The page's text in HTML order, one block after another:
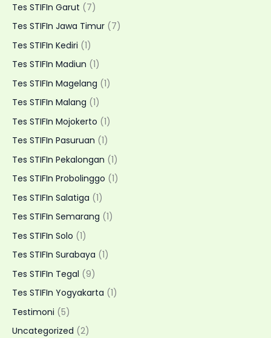
Tes STIFIn Garut (7)
Tes STIFIn Jawa Timur (7)
Tes STIFIn Kediri (1)
Tes STIFIn Madiun (1)
Tes STIFIn Magelang (1)
Tes STIFIn Malang (1)
Tes STIFIn Mojokerto (1)
Tes STIFIn Pasuruan (1)
Tes STIFIn Pekalongan (1)
Tes STIFIn Probolinggo (1)
Tes STIFIn Salatiga (1)
Tes STIFIn Semarang (1)
Tes STIFIn Solo (1)
Tes STIFIn Surabaya (1)
Tes STIFIn Tegal (9)
Tes STIFIn Yogyakarta (1)
Testimoni (5)
Uncategorized (2)